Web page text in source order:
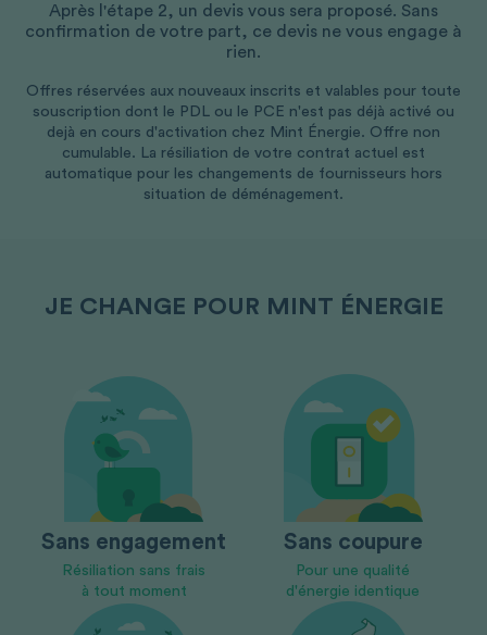
Après l'étape 2, un devis vous sera proposé. Sans
confirmation de votre part, ce devis ne vous engage à
rien.
Offres réservées aux nouveaux inscrits et valables pour toute
souscription dont le PDL ou le PCE n'est pas déjà activé ou
dejà en cours d'activation chez Mint Énergie. Offre non
cumulable. La résiliation de votre contrat actuel est
automatique pour les changements de fournisseurs hors
situation de déménagement.
JE CHANGE POUR MINT ÉNERGIE
Sans engagement
Résiliation sans frais
à tout moment
Sans coupure
Pour une qualité
d'énergie identique